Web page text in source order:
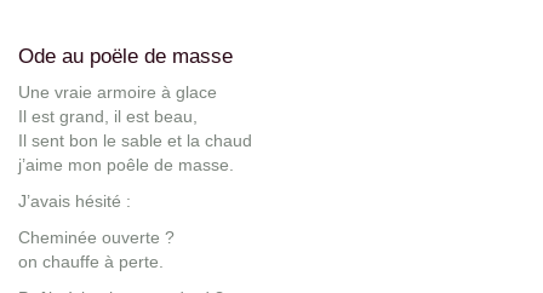
Ode au poële de masse
Une vraie armoire à glace
Il est grand, il est beau,
Il sent bon le sable et la chaud
j’aime mon poêle de masse.
J’avais hésité :
Cheminée ouverte ?
on chauffe à perte.